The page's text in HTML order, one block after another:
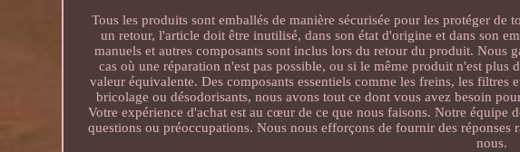
Tous les produits sont emballés de manière sécurisée pour les protéger
un retour, l'article doit être inutilisé, dans son état d'origine et dans son
manuels et autres composants sont inclus lors du retour du produit. Nous
cas où une réparation n'est pas possible, ou si le même produit n'est
valeur équivalente. Des composants essentiels comme les freins, les
bricolage ou désodorisants, nous avons tout ce dont vous avez besoin
Votre expérience d'achat est au cœur de ce que nous faisons. Notre équipe
questions ou préoccupations. Nous nous efforçons de fournir des réponses
nous.